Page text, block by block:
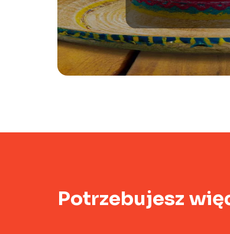
Potrzebujesz